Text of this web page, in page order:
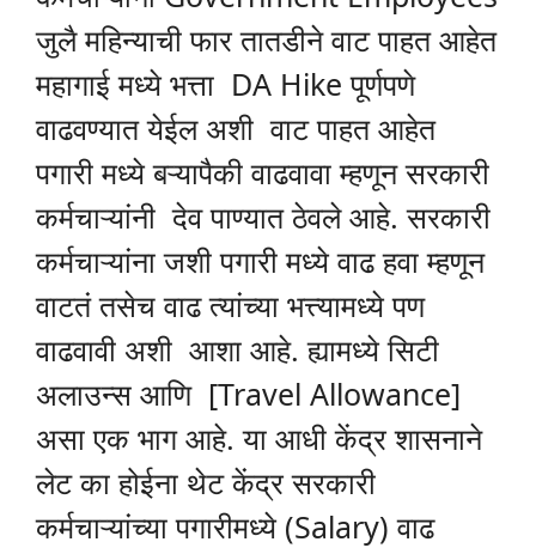
जुलै महिन्याची फार तातडीने वाट पाहत आहेत
महागाई मध्ये भत्ता DA Hike पूर्णपणे
वाढवण्यात येईल अशी वाट पाहत आहेत
पगारी मध्ये बऱ्यापैकी वाढवावा म्हणून सरकारी
कर्मचाऱ्यांनी देव पाण्यात ठेवले आहे. सरकारी
कर्मचाऱ्यांना जशी पगारी मध्ये वाढ हवा म्हणून
वाटतं तसेच वाढ त्यांच्या भत्त्यामध्ये पण
वाढवावी अशी आशा आहे. ह्यामध्ये सिटी
अलाउन्स आणि [Travel Allowance]
असा एक भाग आहे. या आधी केंद्र शासनाने
लेट का होईना थेट केंद्र सरकारी
कर्मचाऱ्यांच्या पगारीमध्ये (Salary) वाढ